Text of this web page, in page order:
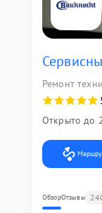
Ремонт
Открыто до
ОбзорОтзывы